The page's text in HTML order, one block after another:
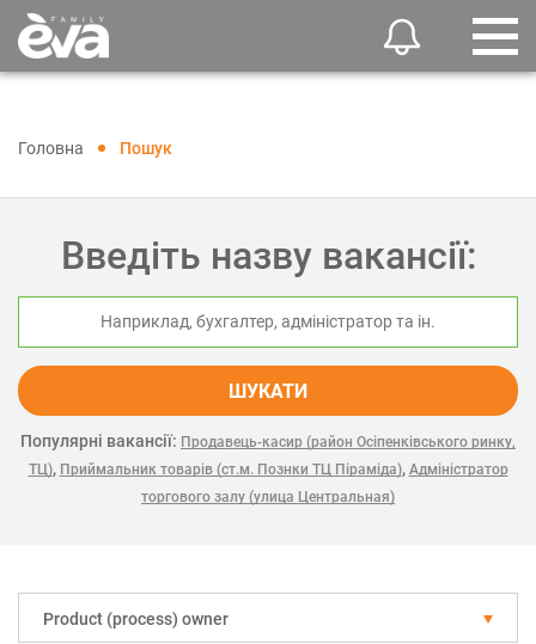
Головна Пошук
Введіть назву вакансії:
ШУКАТИ
Популярні вакансії: Продавець-касир (район Осіпенківського ринку,
ТЦ), Приймальник товарів (ст.м. Познки ТЦ Піраміда), Адміністратор
торгового залу (улица Центральная)
Рroduct (process) owner